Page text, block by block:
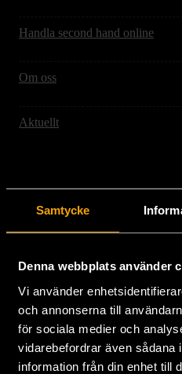
Samtycke
Denna webbplats använder
Vi använder
och annonserna till
för sociala medier och
vidarebefordrar även sådana
information från din enhet till
Handla second hand online
Om oss
Aktuellt
Stockholms Stadsmission
Huvudkontor:
Hesselmans Torg 14
08-684 230 00
info [at]stadsmissionen.se